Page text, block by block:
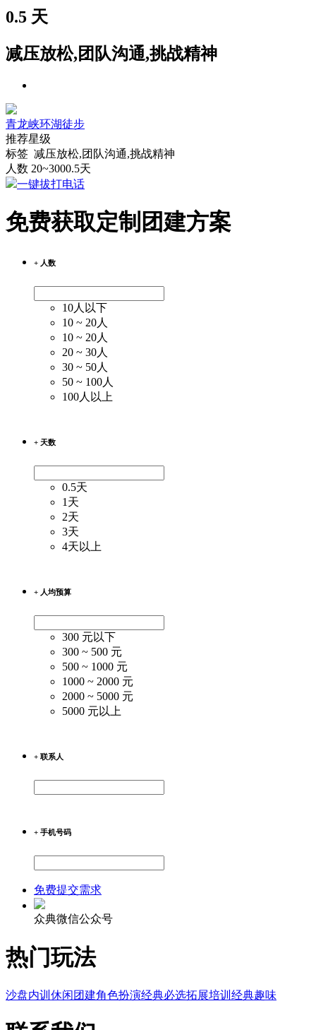
0.5 天
减压放松,团队沟通,挑战精神
青龙峡环湖徒步
推荐星级
标签 减压放松,团队沟通,挑战精神
人数 20~3000.5天
一键拔打电话
免费获取定制团建方案
+ 人数
10人以下
10 ~ 20人
10 ~ 20人
20 ~ 30人
30 ~ 50人
50 ~ 100人
100人以上
+ 天数
0.5天
1天
2天
3天
4天以上
+ 人均预算
300 元以下
300 ~ 500 元
500 ~ 1000 元
1000 ~ 2000 元
2000 ~ 5000 元
5000 元以上
+ 联系人
+ 手机号码
免费提交需求
众典微信公众号
热门玩法
沙盘内训 休闲团建角色扮演经典必选拓展培训 经典趣味